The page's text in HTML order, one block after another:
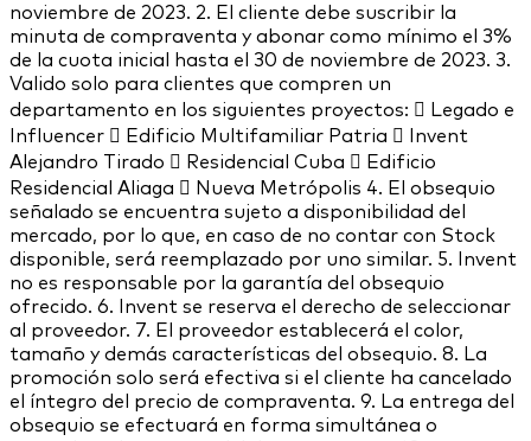
noviembre de 2023. 2. El cliente debe suscribir la
minuta de compraventa y abonar como mínimo el 3%
de la cuota inicial hasta el 30 de noviembre de 2023. 3.
Valido solo para clientes que compren un
departamento en los siguientes proyectos:  Legado e
Influencer  Edificio Multifamiliar Patria  Invent
Alejandro Tirado  Residencial Cuba  Edificio
Residencial Aliaga  Nueva Metrópolis 4. El obsequio
señalado se encuentra sujeto a disponibilidad del
mercado, por lo que, en caso de no contar con Stock
disponible, será reemplazado por uno similar. 5. Invent
no es responsable por la garantía del obsequio
ofrecido. 6. Invent se reserva el derecho de seleccionar
al proveedor. 7. El proveedor establecerá el color,
tamaño y demás características del obsequio. 8. La
promoción solo será efectiva si el cliente ha cancelado
el íntegro del precio de compraventa. 9. La entrega del
obsequio se efectuará en forma simultánea o